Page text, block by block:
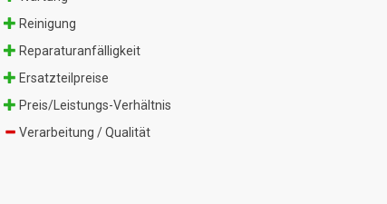
Reinigung
Reparaturanfälligkeit
Ersatzteilpreise
Preis/Leistungs-Verhältnis
Verarbeitung / Qualität